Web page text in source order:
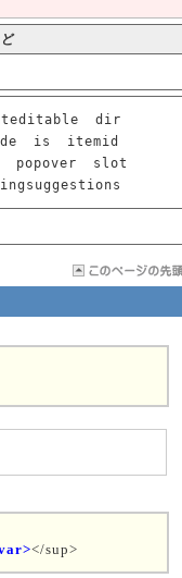
dir
is
itemid
popover
slot
</sup>